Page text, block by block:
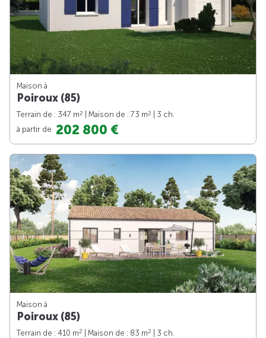
Maison à
Poiroux (85)
Terrain de : 347 m2 | Maison de : 73 m2
| 3 ch.
à partir de 202 800 €
Maison à
Poiroux (85)
Terrain de : 410 m2 | Maison de : 83 m2
| 3 ch.